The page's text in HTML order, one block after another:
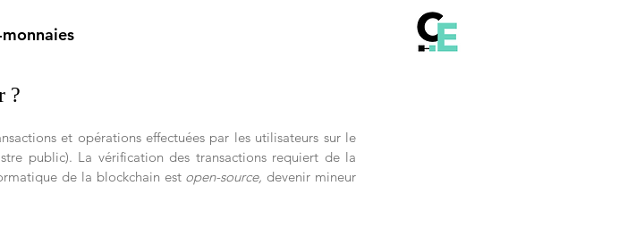
?
et opérations effectuées par les utilisateurs sur le
public). La vérification des transactions requiert de la
de la blockchain est open-source, devenir mineur